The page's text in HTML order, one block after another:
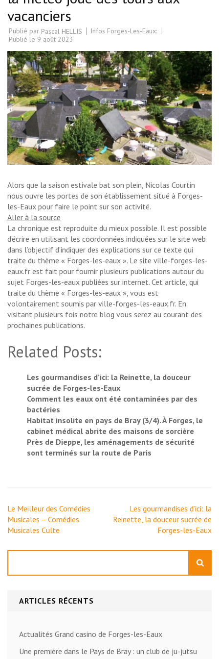
vacanciers
Publié par Pascal HELLIS
Infos Forges-Les-Eaux:
Publié le 9 août 2023
Alors que la saison estivale bat son plein, Nicolas Courtin
nous ouvre les portes de son établissement situé à Forges-
les-Eaux pour faire le point sur son activité.
Aller à la source
La chronique est reproduite du mieux possible. Il est possible
d’écrire en utilisant les coordonnées indiquées sur le site web
dans l’objectif d’indiquer des explications sur ce texte qui
traite du thème « Forges-les-eaux ». Le site ville-forges-les-
eaux.fr est fait pour fournir plusieurs publications autour du
sujet Forges-les-eaux publiées sur internet. Cet article, qui
traite du thème « Forges-les-eaux », vous est
volontairement soumis par ville-forges-les-eaux.fr. En
visitant plusieurs fois notre blog vous serez au courant des
prochaines publications.
Related Posts:
Les gourmandises d’ici: la Reinette, la douceur
sucrée de Forges-les-Eaux
Comment les eaux ont été contaminées par des
bactéries
Habitat insolite en pays de Bray (3/4). À Forges, le
cabinet médical abrite des maisons de sorcière
Près de Dieppe, les aménagements de sécurité
sont terminés sur la route de Paris
Navigation
de
l’article
Le Meilleur des Comédies
Musicales – Comédies
Musicales Culte
Les gourmandises d’ici: la
Reinette, la douceur sucrée de
Forges-les-Eaux
ARTICLES RÉCENTS
Actualités Grand casino de Forges-les-Eaux
Une première dans le Pays de Bray : un club de ju-jutsu